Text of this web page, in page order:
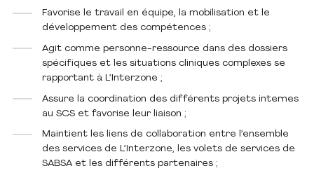
Favorise le travail en équipe, la mobilisation et le
développement des compétences ;
Agit comme personne-ressource dans des dossiers
spécifiques et les situations cliniques complexes se
rapportant à L’Interzone ;
Assure la coordination des différents projets internes
au SCS et favorise leur liaison ;
Maintient les liens de collaboration entre l’ensemble
des services de L’Interzone, les volets de services de
SABSA et les différents partenaires ;